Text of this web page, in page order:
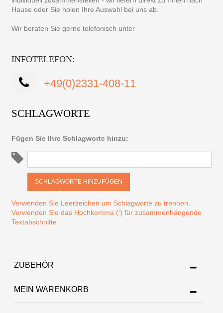
Hause oder Sie holen Ihre Auswahl bei uns ab.
Wir beraten Sie gerne telefonisch unter
INFOTELEFON:
+49(0)2331-408-11
SCHLAGWORTE
Fügen Sie Ihre Schlagworte hinzu:
SCHLAGWORTE HINZUFÜGEN
Verwenden Sie Leerzeichen um Schlagworte zu trennen.
Verwenden Sie das Hochkomma (') für zusammenhängende
Textabschnitte.
ZUBEHÖR
MEIN WARENKORB